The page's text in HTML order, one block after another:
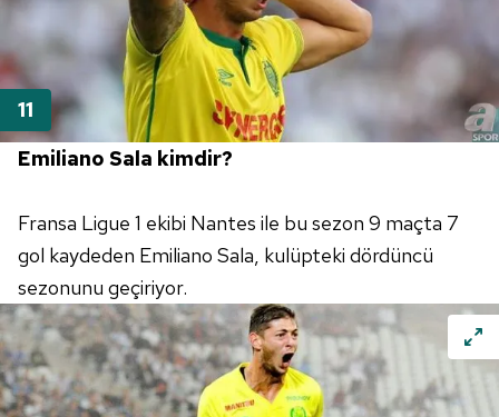
Emiliano Sala kimdir?
Fransa Ligue 1 ekibi Nantes ile bu sezon 9 maçta 7
gol kaydeden Emiliano Sala, kulüpteki dördüncü
sezonunu geçiriyor.